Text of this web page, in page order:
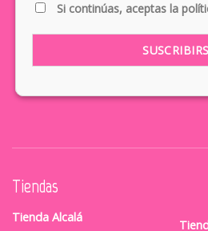
Si continúas, aceptas la
Tiendas
Tienda Alcalá